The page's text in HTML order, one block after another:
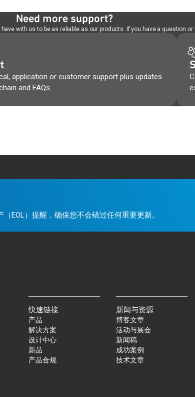
Need more support?
with us to be as reliable as our products. If you have a question
application or customer support plus updates
and FAQs.
EOL）提醒，确保您不会错过任何重要更新。
快速链接
产品
解决方案
设计中心
新品
产品合规
新闻与资源
博客文章
活动与展会
新闻稿
成功案例
技术文章